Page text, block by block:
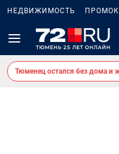
НЕДВИЖИМОСТЬ
Тюменец остался без дома и